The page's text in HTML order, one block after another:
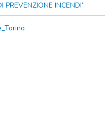
INCENDI”